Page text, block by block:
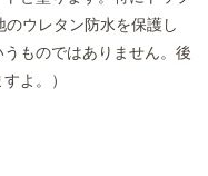
ウレタン防水を保護し
ものではありません。後
よ。）